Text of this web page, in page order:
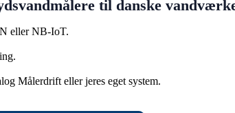
til danske
eller NB-IoT.
Målerdrift eller jeres eget system.